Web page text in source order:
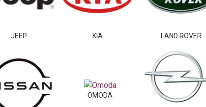
JEEP KIA LAND ROVER
OMODA